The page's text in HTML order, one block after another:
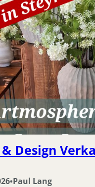
Design
•Paul Lang